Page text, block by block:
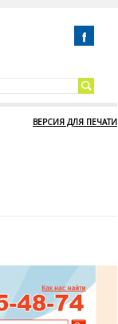
ВЕРСИЯ ДЛЯ ПЕЧАТИ